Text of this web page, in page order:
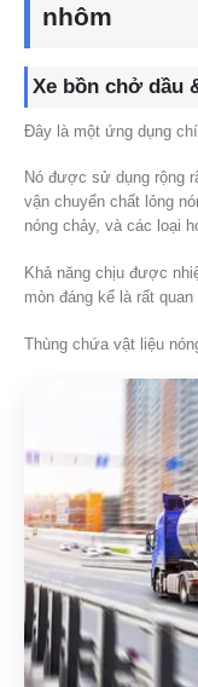
nhôm
Xe bồn chở dầu
Đây là một ứng dụng
Nó được sử dụng rộng
vận chuyển chất lỏng
nóng chảy, và các loại
Khả năng chịu được
mòn đáng kể là rất quan
Thùng chứa vật liệu